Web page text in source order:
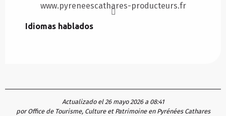
www.pyreneescathares-producteurs.fr
Idiomas hablados
Idiomas hablados
Actualizado el 26 mayo 2026 a 08:41
por Office de Tourisme, Culture et Patrimoine en Pyrénées Cathares